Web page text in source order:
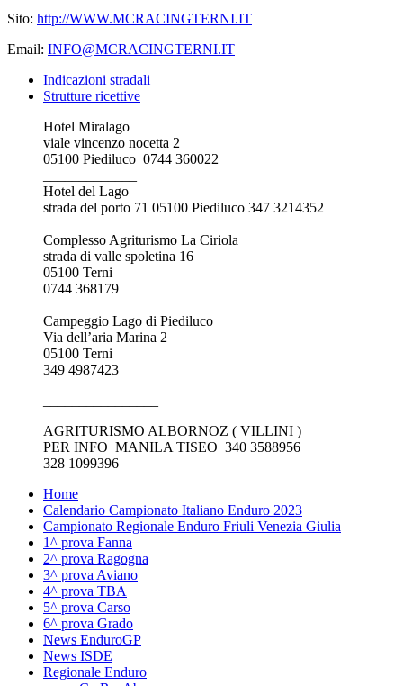
Sito: http://WWW.MCRACINGTERNI.IT
Email: INFO@MCRACINGTERNI.IT
Indicazioni stradali
This page can't load Google Maps correctly.
Do you own this website?
Strutture ricettive
Hotel Miralago
viale vincenzo nocetta 2
05100 Piediluco 0744 360022
Hotel del Lago
strada del porto 71 05100 Piediluco 347 3214352
Complesso Agriturismo La Ciriola
strada di valle spoletina 16
05100 Terni
0744 368179
Campeggio Lago di Piediluco
Via dell’aria Marina 2
05100 Terni
349 4987423
AGRITURISMO ALBORNOZ ( VILLINI )
PER INFO MANILA TISEO 340 3588956
328 1099396
Home
Calendario Campionato Italiano Enduro 2023
Campionato Regionale Enduro Friuli Venezia Giulia
1^ prova Fanna
2^ prova Ragogna
3^ prova Aviano
4^ prova TBA
5^ prova Carso
6^ prova Grado
News EnduroGP
News ISDE
Regionale Enduro